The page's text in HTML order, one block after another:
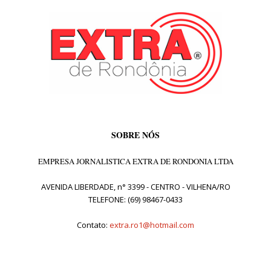
SOBRE NÓS
EMPRESA JORNALISTICA EXTRA DE RONDONIA LTDA
AVENIDA LIBERDADE, n° 3399 - CENTRO - VILHENA/RO
TELEFONE: (69) 98467-0433
Contato: extra.ro1@hotmail.com